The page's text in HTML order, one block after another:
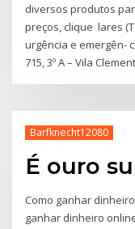
diversos produtos
preços, clique lares
urgência e emergên-
715, 3º A – Vila
Barfknecht12080
É ouro
Como ganhar
ganhar dinheiro